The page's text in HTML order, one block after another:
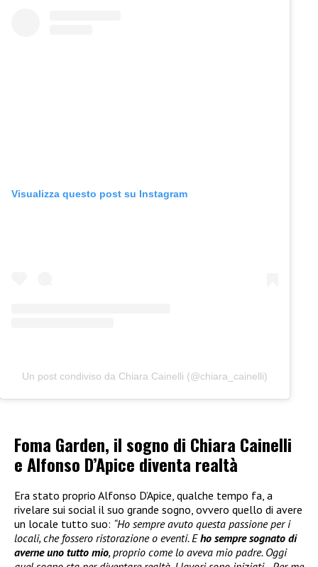
Visualizza questo post su Instagram
Un post condiviso da Chiara Cainelli (@chiara_cainelli)
Foma Garden, il sogno di Chiara Cainelli
e Alfonso D’Apice diventa realtà
Era stato proprio Alfonso D’Apice, qualche tempo fa, a
rivelare sui social il suo grande sogno, ovvero quello di avere
un locale tutto suo: “Ho sempre avuto questa passione per i
locali, che fossero ristorazione o eventi. Eho sempre sognato di
averne uno tutto mio, proprio come lo aveva mio padre. Oggi